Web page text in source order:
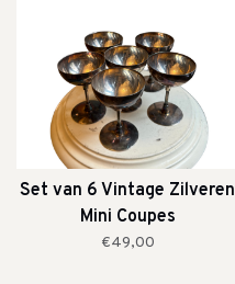
Set van 6 Vintage Zilveren
Mini Coupes
€49,00